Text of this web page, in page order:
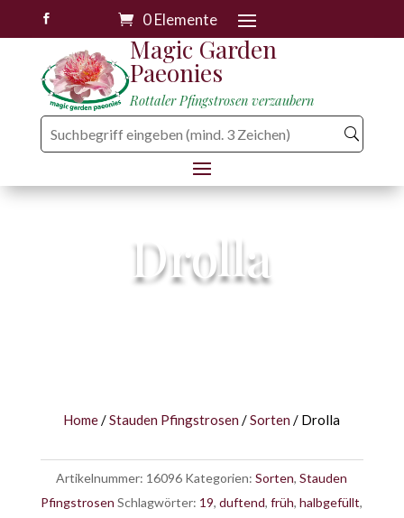
 0 Elemente
Magic Garden
Paeonies
Rottaler Pfingstrosen verzaubern
Drolla
Home/Stauden Pfingstrosen /Sorten / Drolla
Artikelnummer: 16096 Kategorien:Sorten,Stauden
Pfingstrosen Schlagwörter: 19,duftend,früh,halbgefüllt,